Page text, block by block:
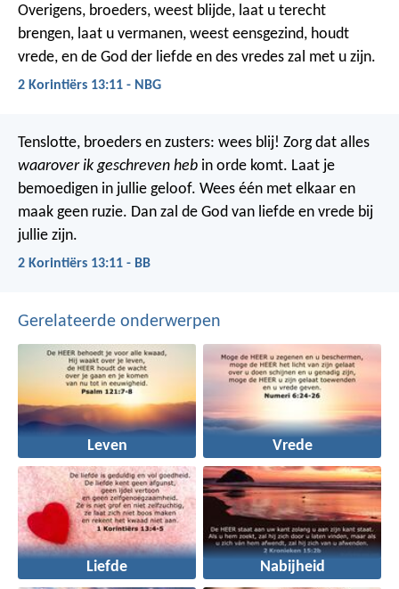
Overigens, broeders, weest blijde, laat u terecht
brengen, laat u vermanen, weest eensgezind, houdt
vrede, en de God der liefde en des vredes zal met u zijn.
2 Korintiërs 13:11 - NBG
Tenslotte, broeders en zusters: wees blij! Zorg dat alles
waarover ik geschreven heb in orde komt. Laat je
bemoedigen in jullie geloof. Wees één met elkaar en
maak geen ruzie. Dan zal de God van liefde en vrede bij
jullie zijn.
2 Korintiërs 13:11 - BB
Gerelateerde onderwerpen
Leven Vrede
Liefde Nabijheid